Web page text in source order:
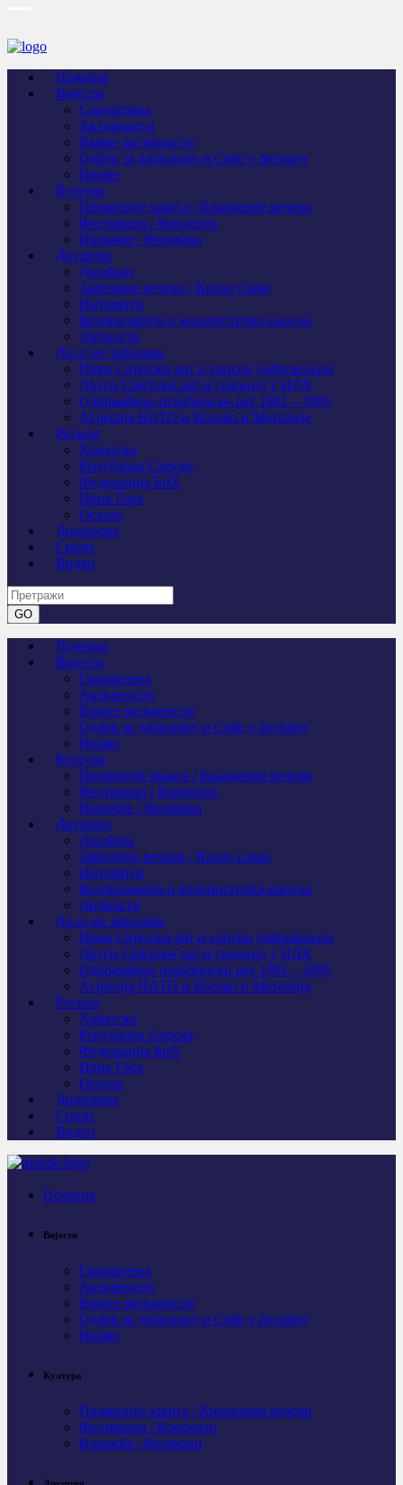
Почетна
Вијести
Саопштења
Активности
Важне активности
Одбор за дијаспору и Србе у региону
Најаве
Култура
Промоције књига / Књижевне вечери
Фестивали / Концерти
Изложбе / Филмови
Друштво
Догађаји
Завичајне вечери / Крсне славе
Интервјуи
Колонизација и колонистичка насеља
Личности
Да се не заборави
Први Свјeтски рат и српски добровољци
Други Свјетски рат и геноцид у НДХ
Одбрамбено отаџбински рат 1991 – 1995
Агресија НАТО и Косово и Метохија
Регион
Хрватска
Република Српска
Федерација БиХ
Црна Гора
Остало
Дијаспора
Спорт
Видео
Почетна
Вијести
Саопштења
Активности
Важне активности
Одбор за дијаспору и Србе у региону
Најаве
Култура
Промоције књига / Књижевне вечери
Фестивали / Концерти
Изложбе / Филмови
Друштво
Догађаји
Завичајне вечери / Крсне славе
Интервјуи
Колонизација и колонистичка насеља
Личности
Да се не заборави
Први Свјeтски рат и српски добровољци
Други Свјетски рат и геноцид у НДХ
Одбрамбено отаџбински рат 1991 – 1995
Агресија НАТО и Косово и Метохија
Регион
Хрватска
Република Српска
Федерација БиХ
Црна Гора
Остало
Дијаспора
Спорт
Видео
Почетна
Вијести
Саопштења
Активности
Важне активности
Одбор за дијаспору и Србе у региону
Најаве
Култура
Промоције књига / Књижевне вечери
Фестивали / Концерти
Изложбе / Филмови